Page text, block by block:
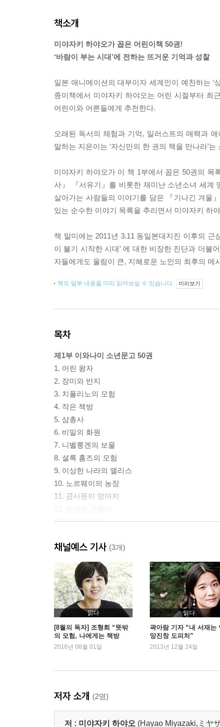
책소개
미야자키 하야오가 꼽은 어린이책 50권!
‘바람이 부는 시대’에 전하는 뜨거운 기억과 성찰
일본 애니메이션의 대부이자 세계인이 예찬하는
종이책에서 미야자키 하야오는 어린 시절부터 최
어린이와 어른들에게 추천한다.
오래된 독서의 체험과 기억, 일러스트의 매력과
말하는 지은이는 ‘자신만의 한 권의 책을 만나라’
미야자키 하야오가 이 책 1부에서 꼽은 50권의
사』 『서유기』를 비롯한 재미난 소년소녀 세계
살아가는 사람들의 이야기를 담은 『기나긴 겨울
있는 순수한 이야기 목록을 추리면서 미야자키 하
책 말미에는 2011년 3.11 동일본대지진 이후의
이 불기 시작한 시대’ 에 대한 비장한 진단과 더불
자들에게도 울림이 큰, 지혜로운 노인의 최후의
책의 일부 내용을 미리 읽어보실 수 있습니다. 미리보기
목차
제1부 이와나미 소년문고 50권
1. 어린 왕자
2. 장미와 반지
3. 치폴리노의 모험
4. 작은 책방
5. 삼총사
6. 비밀의 화원
7. 니벨룽겐의 보물
8. 셜록 홈즈의 모험
9. 이상한 나라의 앨리스
10. 노르웨이의 농장
11. 곱사등이 망아지
13. 일본영이기
15. 독수리 군기를 찾아
16. 곰돌이 푸우 이야기
17. 기나긴 겨울
18. 바람의 왕자들
19. 거기 마니가 있었다
20. 버드나무에 부는 바람
21. 하늘을 나는 배
22. 플램바즈
23. 우리 이웃 이야기
27. 마루 밑 바로우어즈
28. 하이디
채널예스 기사 (3개)
읽다
[8월의 독자] 조형희 “뜻밖
의 모험, 나에게는 책방
2016년 08월 01일
읽다
곽아람 기자 “내 서재는
망진창 도피처”
2013년 12월 24일
저자 소개 (2명)
저 : 미야자키 하야오 (Hayao Miyazaki,ミヤ